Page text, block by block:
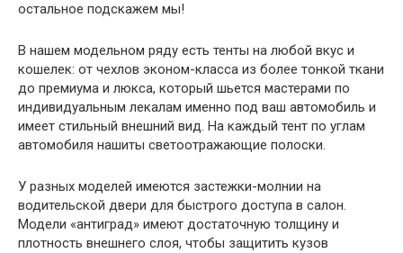
остальное подскажем мы!
В нашем модельном ряду есть тенты на любой вкус и
кошелек: от чехлов эконом-класса из более тонкой ткани
до премиума и люкса, который шьется мастерами по
индивидуальным лекалам именно под ваш автомобиль и
имеет стильный внешний вид. На каждый тент по углам
автомобиля нашиты светоотражающие полоски.
У разных моделей имеются застежки-молнии на
водительской двери для быстрого доступа в салон.
Модели «антиград» имеют достаточную толщину и
плотность внешнего слоя, чтобы защитить кузов